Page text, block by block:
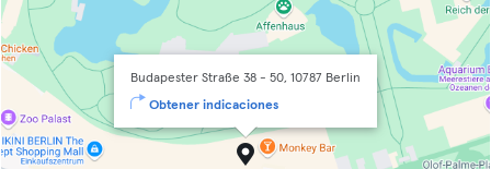
Budapester Straße 38 - 50, 10787 Berlin
Obtener indicaciones